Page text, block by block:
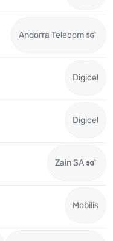
Andorra Telecom
Digicel
Digicel
Zain SA
Mobilis